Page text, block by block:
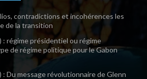
contradictions et incohérences les
de la transition
: régime présidentiel ou régime
de régime politique pour le Gabon
: Du message révolutionnaire de Glenn